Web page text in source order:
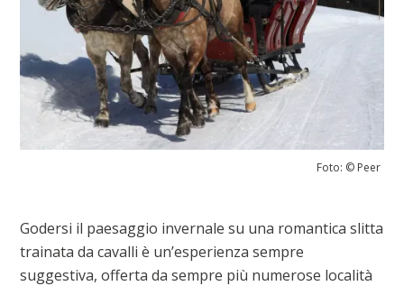
Foto: © Peer
Godersi il paesaggio invernale su una romantica slitta
trainata da cavalli è un’esperienza sempre
suggestiva, offerta da sempre più numerose località